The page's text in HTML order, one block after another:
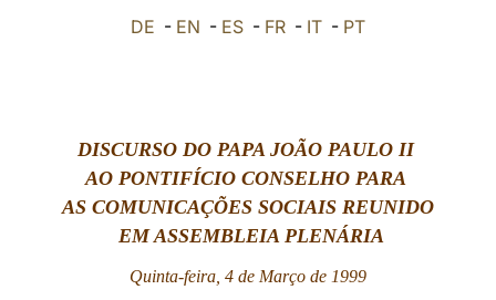
中文
LATINE
DE - EN - ES - FR - IT - PT
DISCURSO DO PAPA JOÃO PAULO II
AO PONTIFÍCIO CONSELHO PARA
AS COMUNICAÇÕES SOCIAIS REUNIDO
EM ASSEMBLEIA PLENÁRIA
Quinta-feira, 4 de Março de 1999